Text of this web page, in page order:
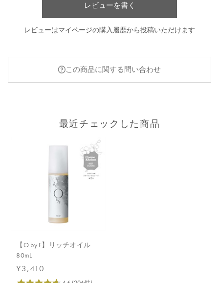
レビューを書く
レビューはマイページの購入履歴から投稿いただけます
この商品に関する問い合わせ
最近チェックした商品
【O by F】リッチオイル
80mL
¥3,410